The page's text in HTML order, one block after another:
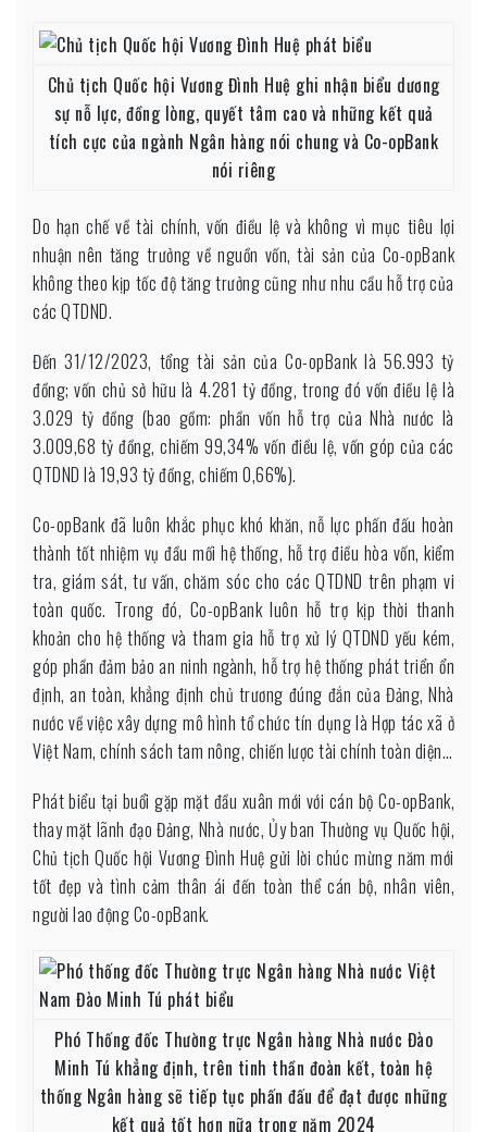
Chủ tịch Quốc hội Vương Đình Huệ ghi nhận biểu dương
sự nỗ lực, đồng lòng, quyết tâm cao và những kết quả
tích cực của ngành Ngân hàng nói chung và Co-opBank
nói riêng
Do hạn chế về tài chính, vốn điều lệ và không vì mục tiêu lợi
nhuận nên tăng trưởng về nguồn vốn, tài sản của Co-opBank
không theo kịp tốc độ tăng trưởng cũng như nhu cầu hỗ trợ của
các QTDND.
Đến 31/12/2023, tổng tài sản của Co-opBank là 56.993 tỷ
đồng; vốn chủ sở hữu là 4.281 tỷ đồng, trong đó vốn điều lệ là
3.029 tỷ đồng (bao gồm: phần vốn hỗ trợ của Nhà nước là
3.009,68 tỷ đồng, chiếm 99,34% vốn điều lệ, vốn góp của các
QTDND là 19,93 tỷ đồng, chiếm 0,66%).
Co-opBank đã luôn khắc phục khó khăn, nỗ lực phấn đấu hoàn
thành tốt nhiệm vụ đầu mối hệ thống, hỗ trợ điều hòa vốn, kiểm
tra, giám sát, tư vấn, chăm sóc cho các QTDND trên phạm vi
toàn quốc. Trong đó, Co-opBank luôn hỗ trợ kịp thời thanh
khoản cho hệ thống và tham gia hỗ trợ xử lý QTDND yếu kém,
góp phần đảm bảo an ninh ngành, hỗ trợ hệ thống phát triển ổn
định, an toàn, khẳng định chủ trương đúng đắn của Đảng, Nhà
nước về việc xây dựng mô hình tổ chức tín dụng là Hợp tác xã ở
Việt Nam, chính sách tam nông, chiến lược tài chính toàn diện…
Phát biểu tại buổi gặp mặt đầu xuân mới với cán bộ Co-opBank,
thay mặt lãnh đạo Đảng, Nhà nước, Ủy ban Thường vụ Quốc hội,
Chủ tịch Quốc hội Vương Đình Huệ gửi lời chúc mừng năm mới
tốt đẹp và tình cảm thân ái đến toàn thể cán bộ, nhân viên,
người lao động Co-opBank.
Phó Thống đốc Thường trực Ngân hàng Nhà nước Đào
Minh Tú khẳng định, trên tinh thần đoàn kết, toàn hệ
thống Ngân hàng sẽ tiếp tục phấn đấu để đạt được những
kết quả tốt hơn nữa trong năm 2024